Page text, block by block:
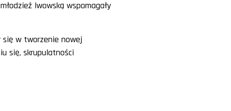
lwowską wspomagały
się w tworzenie nowej
się, skrupulatności